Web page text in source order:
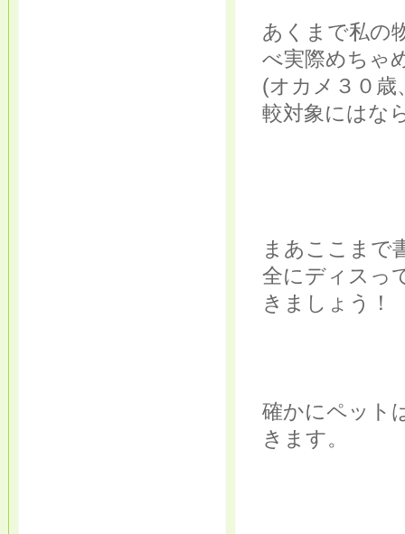
あくまで私の
べ実際めちゃ
(オカメ３０
較対象にはな
まあここまで
全にディスっ
きましょう！
確かにペット
きます。